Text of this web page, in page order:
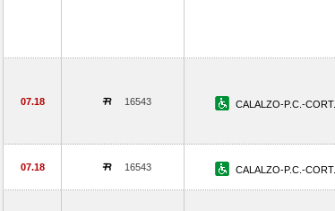
07.18 16543 CALALZO-P.C.-CORT.
07.18 16543 CALALZO-P.C.-CORT.